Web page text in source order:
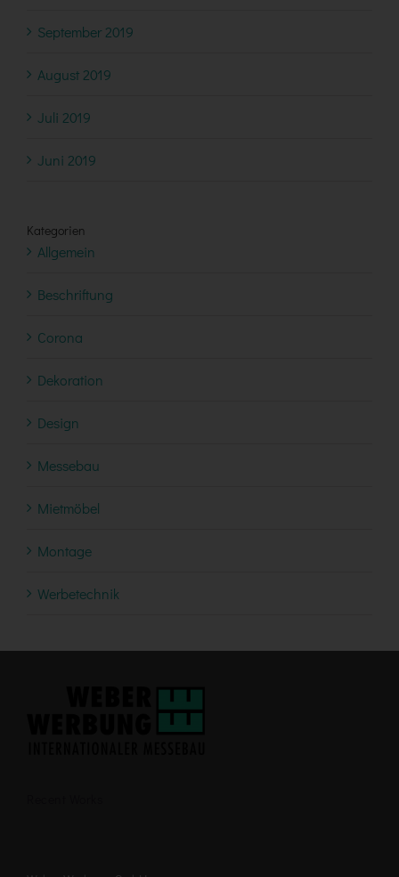
September 2019
August 2019
Juli 2019
Juni 2019
Kategorien
Allgemein
Beschriftung
Corona
Dekoration
Design
Messebau
Mietmöbel
Montage
Werbetechnik